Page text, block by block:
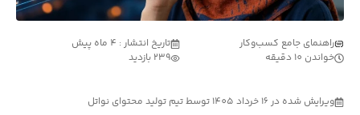
راهنمای جامع کسب‌وکار
تاریخ انتشار : 4 ماه پیش
خواندن 10 دقیقه
239 بازدید
ویرایش شده در 16 خرداد 1405 توسط تیم تولید محتوای نواتل